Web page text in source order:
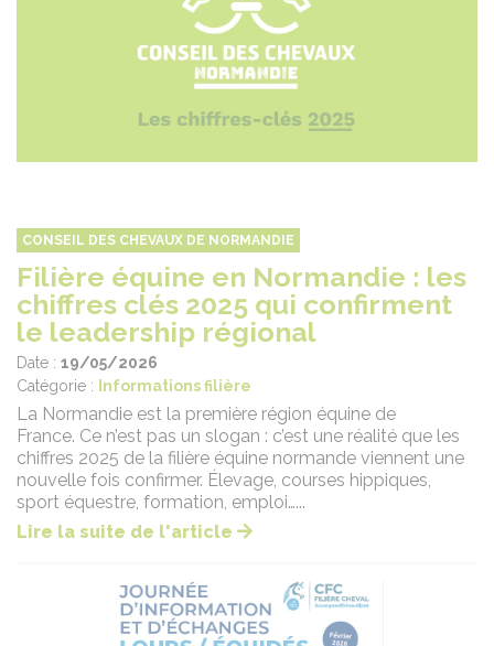
CONSEIL DES CHEVAUX DE NORMANDIE
Filière équine en Normandie : les
chiffres clés 2025 qui confirment
le leadership régional
Date : 19/05/2026
Catégorie :
Informations filière
La Normandie est la première région équine de
France. Ce n’est pas un slogan : c’est une réalité que les
chiffres 2025 de la filière équine normande viennent une
nouvelle fois confirmer. Élevage, courses hippiques,
sport équestre, formation, emploi…...
Lire la suite de l'article